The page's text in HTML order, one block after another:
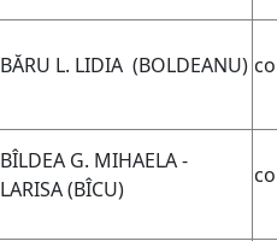
BĂRU L. LIDIA (BOLDEANU)
BÎLDEA G. MIHAELA -
LARISA (BÎCU)